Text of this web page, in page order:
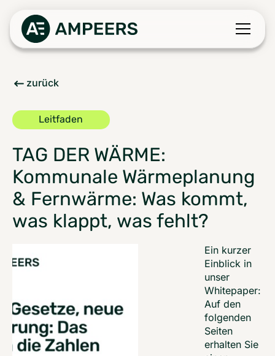
zurück
Leitfaden
TAG DER WÄRME:
Kommunale Wärmeplanung
& Fernwärme: Was kommt,
was klappt, was fehlt?
Ein kurzer
Einblick in
unser
Whitepaper:
Auf den
folgenden
Seiten
erhalten Sie